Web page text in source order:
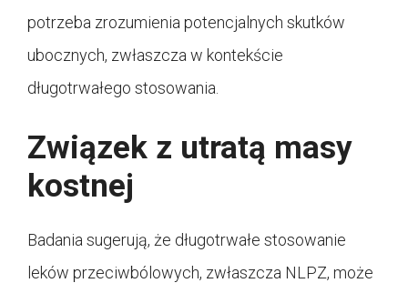
potrzeba zrozumienia potencjalnych skutków
ubocznych, zwłaszcza w kontekście
długotrwałego stosowania.
Związek z utratą masy
kostnej
Badania sugerują, że długotrwałe stosowanie
leków przeciwbólowych, zwłaszcza NLPZ, może